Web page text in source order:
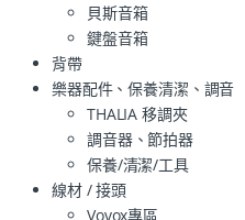
貝斯音箱
鍵盤音箱
背帶
樂器配件、保養清潔、調音
THALIA 移調夾
調音器、節拍器
保養/清潔/工具
線材 / 接頭
Vovox專區